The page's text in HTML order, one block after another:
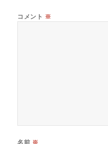
コメント ※
名前 ※